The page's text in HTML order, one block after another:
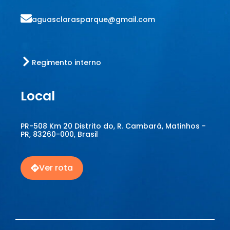
aguasclarasparque@gmail.com
Regimento interno
Local
PR-508 Km 20 Distrito do, R. Cambará, Matinhos -
PR, 83260-000, Brasil
Ver rota